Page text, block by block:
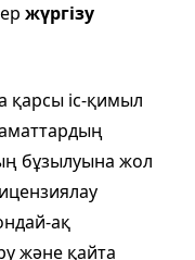
жүргізу
қарсы іс-қимыл
бұзылуына жол
ақ
және қайта